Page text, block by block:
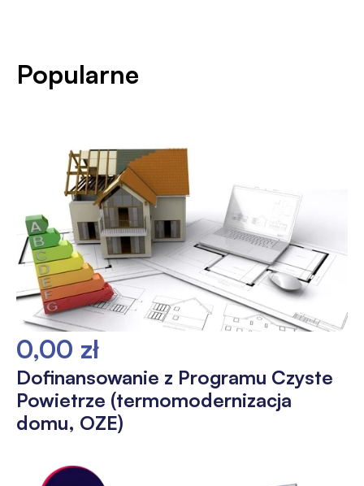
Popularne
0,00 zł
Dofinansowanie z Programu Czyste
Powietrze (termomodernizacja
domu, OZE)